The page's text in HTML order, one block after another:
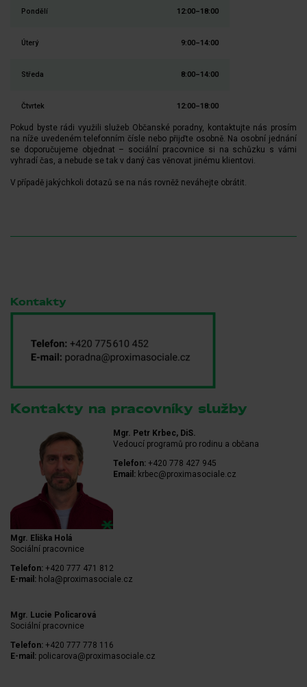
Pondělí 12:00–18:00
Úterý 9:00–14:00
Středa 8:00–14:00
Čtvrtek 12:00–18:00
Pokud byste rádi využili služeb Občanské poradny, kontaktujte nás prosím
na níže uvedeném telefonním čísle nebo přijďte osobně. Na osobní jednání
se doporučujeme objednat – sociální pracovnice si na schůzku s vámi
vyhradí čas, a nebude se tak v daný čas věnovat jinému klientovi.
V případě jakýchkoli dotazů se na nás rovněž neváhejte obrátit.
Kontakty
Kontakty na pracovníky služby
Mgr. Petr Krbec, DiS.
Vedoucí programů pro rodinu a občana
Telefon: +420 778 427 945
Email: krbec@proximasociale.cz
Mgr. Eliška Holá
Sociální pracovnice
Telefon: +420 777 471 812
E-mail: hola@proximasociale.cz
Mgr. Lucie Policarová
Sociální pracovnice
Telefon: +420 777 778 116
E-mail: policarova@proximasociale.cz